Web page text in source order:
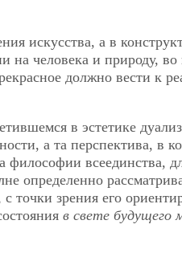
искусства, а в
на человека и природу,
должно вести к
в эстетике
а та перспектива, в
философии всеединства,
определенно
точки зрения его
в свете будущего